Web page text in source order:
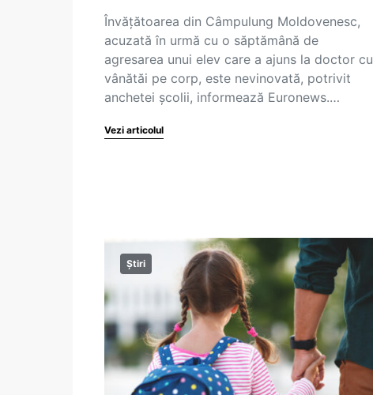
Învățătoarea din Câmpulung Moldovenesc,
acuzată în urmă cu o săptămână de
agresarea unui elev care a ajuns la doctor cu
vânătăi pe corp, este nevinovată, potrivit
anchetei școlii, informează Euronews.…
Vezi articolul
Știri